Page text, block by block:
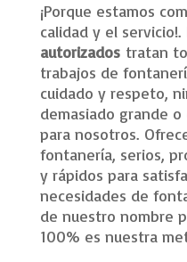
¡Porque estamos
calidad y el servicio!.
autorizados tratan
trabajos de
cuidado y respeto,
demasiado grande
para nosotros.
fontanería, serios,
y rápidos para
necesidades de
de nuestro nombre
100% es nuestra